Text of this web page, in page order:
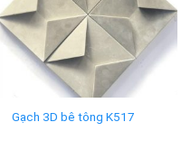
Gạch 3D bê tông K517